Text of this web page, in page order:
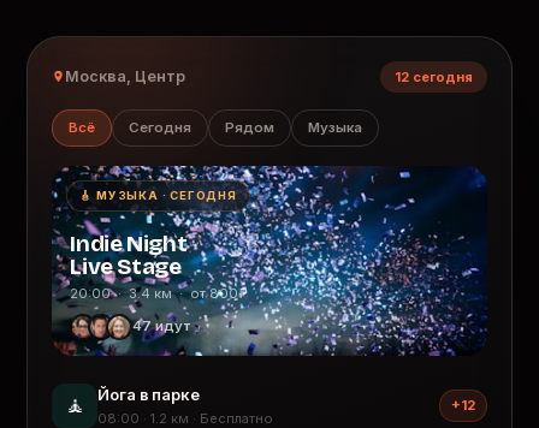
Москва, Центр 12 сегодня
Всё Сегодня Рядом Музыка
🎸 МУЗЫКА · СЕГОДНЯ
Indie Night
Live Stage
20:00 · 3.4 км · от 800₽
47 идут
🧘 Йога в парке
08:00 · 1.2 км · Бесплатно
+12